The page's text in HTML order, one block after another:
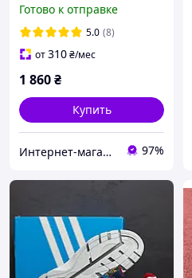
Готово к отправке
5.0 (8)
от310₴/мес
1 860₴
Купить
Интернет-магазин «Step Master» 97%